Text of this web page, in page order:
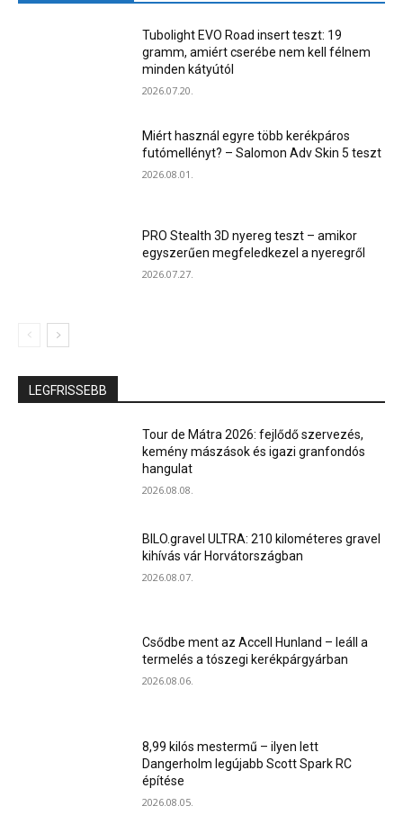
Tubolight EVO Road insert teszt: 19
gramm, amiért cserébe nem kell félnem
minden kátyútól
2026.07.20.
Miért használ egyre több kerékpáros
futómellényt? – Salomon Adv Skin 5 teszt
2026.08.01.
PRO Stealth 3D nyereg teszt – amikor
egyszerűen megfeledkezel a nyeregről
2026.07.27.
LEGFRISSEBB
Tour de Mátra 2026: fejlődő szervezés,
kemény mászások és igazi granfondós
hangulat
2026.08.08.
BILO.gravel ULTRA: 210 kilométeres gravel
kihívás vár Horvátországban
2026.08.07.
Csődbe ment az Accell Hunland – leáll a
termelés a tószegi kerékpárgyárban
2026.08.06.
8,99 kilós mestermű – ilyen lett
Dangerholm legújabb Scott Spark RC
építése
2026.08.05.